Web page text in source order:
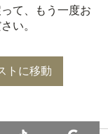
て、もう一度お
い。
トに移動